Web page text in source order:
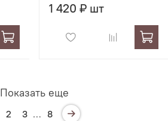
1 420 ₽ шт
Показать еще
2 3 … 8